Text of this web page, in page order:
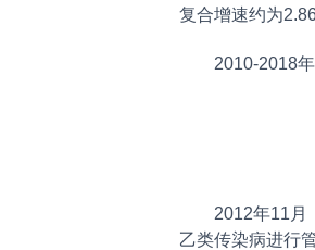
复合增速约为
2010-2018年间
2012年11月，
乙类传染病进行